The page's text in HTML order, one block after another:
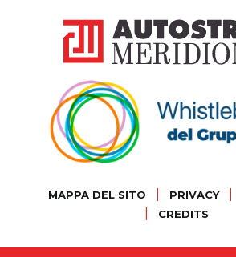
MAPPA DEL SITO PRIVACY
CREDITS